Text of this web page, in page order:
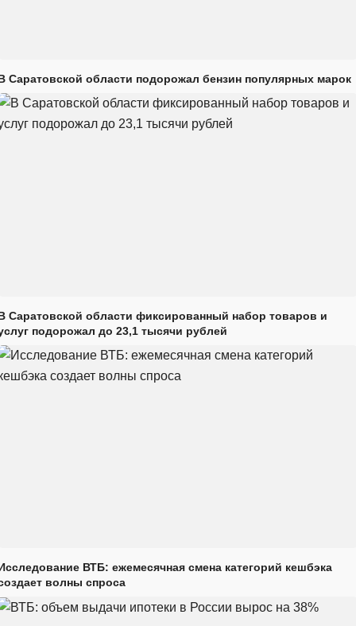
Саратовской области подорожал бензин популярных марок
Саратовской области фиксированный набор товаров и
подорожал до 23,1 тысячи рублей
ВТБ: ежемесячная смена категорий кешбэка
волны спроса